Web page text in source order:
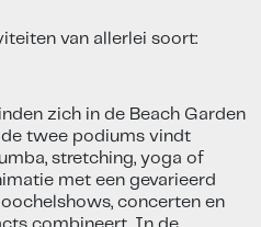
van allerlei soort:
zich in de Beach Garden
de twee podiums vindt
stretching, yoga of
met een gevarieerd
concerten en